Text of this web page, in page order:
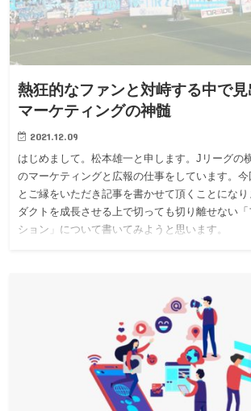
熱狂的なファンと対峙する中で
マーケティングの神髄
2021.12.09
はじめまして。松本雄一と申します。Jリーグの
のマーケティングと広報の仕事をしています。
とご縁をいただき記事を書かせて頂くことにな
ダクトを成長させる上で切っても切り離せない
ション」について書いてみようと思います。